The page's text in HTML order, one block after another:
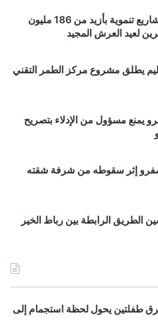
عامل إقليم صفرو يطلق ويدشن مشاريع تنموية بأزيد من 186 مليون
لعيد العرش المجيد
يطلق مشروع مركز الطمر التقني
يمنع مسؤول من الإدلاء بتصريح
إثر سقوطه من شرفة شقته
الرابطة بين رباط الخير
طفلتين يحول لحظة استجمام إلى